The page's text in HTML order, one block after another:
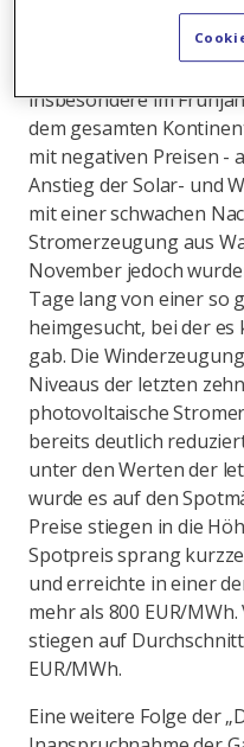
Beginnen wir mit dem
November die
erneuerbaren Energien.
insbesondere im
dem gesamten
mit negativen Preisen -
Anstieg der Solar- und
mit einer schwachen
Stromerzeugung aus
November jedoch
Tage lang von einer so
heimgesucht, bei der
gab. Die
Niveaus der letzten
photovoltaische
bereits deutlich
unter den Werten der
wurde es auf den
Preise stiegen in die
Spotpreis sprang
und erreichte in einer
mehr als 800 EUR/
stiegen auf
EUR/MWh.
Eine weitere Folge der